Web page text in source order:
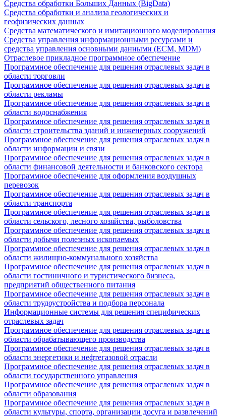
Средства обработки Больших Данных (BigData)
Средства обработки и анализа геологических и
геофизических данных
Средства математического и имитационного моделирования
Средства управления информационными ресурсами и
средства управления основными данными (ECM, MDM)
Отраслевое прикладное программное обеспечение
Программное обеспечение для решения отраслевых задач в
области торговли
Программное обеспечение для решения отраслевых задач в
области рекламы
Программное обеспечение для решения отраслевых задач в
области водоснабжения
Программное обеспечение для решения отраслевых задач в
области строительства зданий и инженерных сооружений
Программное обеспечение для решения отраслевых задач в
области информации и связи
Программное обеспечение для решения отраслевых задач в
области финансовой деятельности и банковского сектора
Программное обеспечение для оформления воздушных
перевозок
Программное обеспечение для решения отраслевых задач в
области транспорта
Программное обеспечение для решения отраслевых задач в
области сельского, лесного хозяйства, рыболовства
Программное обеспечение для решения отраслевых задач в
области добычи полезных ископаемых
Программное обеспечение для решения отраслевых задач в
области жилищно-коммунального хозяйства
Программное обеспечение для решения отраслевых задач в
области гостиничного и туристического бизнеса,
предприятий общественного питания
Программное обеспечение для решения отраслевых задач в
области трудоустройства и подбора персонала
Информационные системы для решения специфических
отраслевых задач
Программное обеспечение для решения отраслевых задач в
области обрабатывающего производства
Программное обеспечение для решения отраслевых задач в
области энергетики и нефтегазовой отрасли
Программное обеспечение для решения отраслевых задач в
области государственного управления
Программное обеспечение для решения отраслевых задач в
области образования
Программное обеспечение для решения отраслевых задач в
области культуры, спорта, организации досуга и развлечений